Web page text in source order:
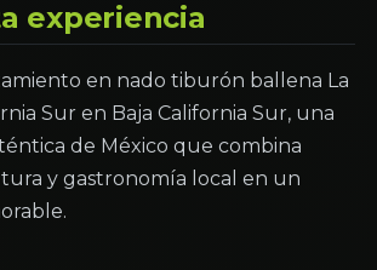
experiencia
en nado tiburón ballena La
Sur en Baja California Sur, una
de México que combina
y gastronomía local en un